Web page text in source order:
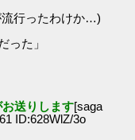
流行ったわけか…)
った」
送りします[saga
ID:628WlZ/3o